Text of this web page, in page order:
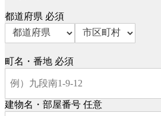
都道府県 必須
町名・番地 必須
建物名・部屋番号 任意